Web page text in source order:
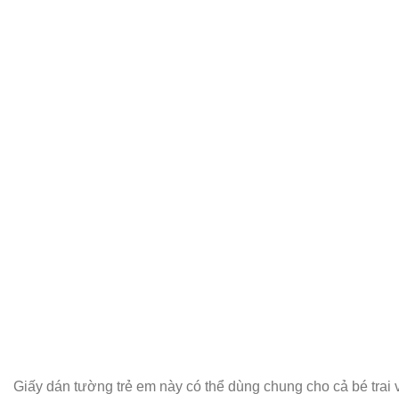
Giấy dán tường trẻ em này có thể dùng chung cho cả bé trai